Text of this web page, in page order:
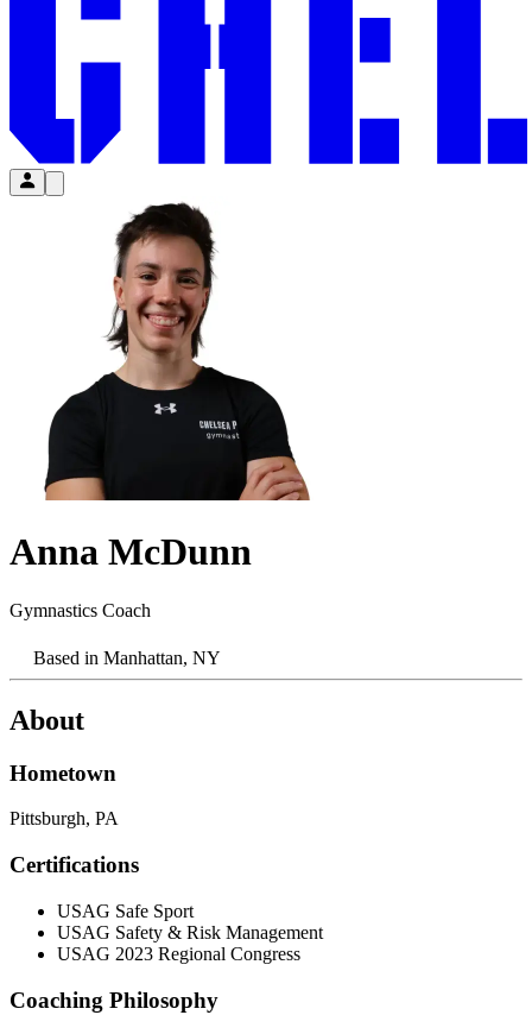
Anna McDunn​​​​‌ ‍ ​‍​‍‌‍ ‌ ​‍‌‍‍‌‌‍‌ ‌‍‍‌‌‍ ‍​‍​‍​ ‍‍​‍​‍‌ ​ ‌‍​‌‌‍ ‍‌‍‍‌‌ ‌​‌ ‍‌​‍ ‍‌‍‍‌‌‍ ​‍​‍​‍ ​​‍​‍‌‍‍​‌ ​‍‌‍‌‌‌‍‌‍​‍​‍​ ‍‍​‍​‍‌‍‍​‌ ‌​‌ ‌​‌ ​​‌ ​ ​ ‍‍​‍ ​‍ ‌‍​ ‌‍‍​‌‍‌‌‌‍ ​‌ ​ ‌‍‌‌‌‍​‌‌ ​​‌‍‍‌‌‍‌‌‌ ​‍‌ ​ ​‍ ‍‌ ​ ‌‍​‌‌‍ ‍‌‍‍‌‌ ‌​‌ ‍‌​‍ ‍‌ ​ ‌ ‌​‌ ‌‌‌‍‌​‌‍‍‌‌‍ ​‍ ‌‍‍‌‌‍ ‍‌ ‌​‌‍‌‌‌‍ ‍‌ ‌​​‍ ‌‍‌‌‌‍‌​‌‍‍‌‌ ‌​​‍ ‌‍ ‌‌‍ ‌‍‌​‌‍‌‌​ ‌‌ ​​‌ ​‍‌‍‌‌‌ ​ ‌‍‌‌‌‍ ‍‌ ‌​‌‍​‌‌ ‌​‌‍‍‌‌‍ ‌‍ ‍​ ‍ ‌‍‍‌‌‍‌​​ ‌‌‍‌‌​ ‌​​ ​‌‌‍​‌​ ‌‌​ ​‍​ ‍‌‌‍‌‌​‍ ‌‌‍​‌​ ‌ ​ ​‍​ ‌​​‍ ‌​ ‌​‌‍​‍‌‍‌‌​ ‍‌​‍ ‌‌‍​‌​ ‍​‌‍‌‌​ ​‌​‍ ‌‌‍‌‍​ ​‌​ ‌‍​ ‌​​ ‌‍​ ‌‍‌‍​‍​ ‌‌​ ​‌‌‍​‍​ ​‌​ ‍​​ ‍ ‌ ‌​‌ ‍‌‌ ​​‌‍‌‌​ ‌‌‍​ ‌‍ ‌‍​‌‌‍​ ‌‍‍​​ ‍ ‌ ​​‌‍​‌‌ ‌​‌‍‍​​ ‌‌‍ ‍‌‍​‌‌‍ ‌‌‍‌‌​ ‌‍​‍‌‍​‌‌ ​ ‌‍‌‌‌‌‌‌‌ ​‍‌‍ ​​ ‌‌‍‍​‌ ‌​‌ ‌​‌ ​​‌ ​ ​‍‌‌​ ​ ‌​​‌​‍‌‌​ ​‍‌​‌‍​‍‌‌​ ​‍‌​‌‍‌‍​ ‌‍‍​‌‍‌‌‌‍ ​‌ ​ ‌‍‌‌‌‍​‌‌ ​​‌‍‍‌‌‍‌‌‌ ​‍‌ ​ ​‍ ‍‌ ​ ‌‍​‌‌‍ ‍‌‍‍‌‌ ‌​‌ ‍‌​‍ ‍‌ ​ ‌ ‌​‌ ‌‌‌‍‌​‌‍‍‌‌‍ ​‍‌‍‌‍‍‌‌‍‌​​ ‌‌‍‌‌​ ‌​​ ​‌‌‍​‌​ ‌‌​ ​‍​ ‍‌‌‍‌‌​‍ ‌‌‍​‌​ ‌ ​ ​‍​ ‌​​‍ ‌​ ‌​‌‍​‍‌‍‌‌​ ‍‌​‍ ‌‌‍​‌​ ‍​‌‍‌‌​ ​‌​‍ ‌‌‍‌‍​ ​‌​ ‌‍​ ‌​​ ‌‍​ ‌‍‌‍​‍​ ‌‌​ ​‌‌‍​‍​ ​‌​ ‍​​‍‌‍‌ ‌​‌ ‍‌‌ ​​‌‍‌‌​ ‌‌‍​ ‌‍ ‌‍​‌‌‍​ ‌‍‍​​‍‌‍‌ ​​‌‍​‌‌ ‌​‌‍‍​​ ‌‌‍ ‍‌‍​‌‌‍ ‌‌‍‌‌​‍‌‍‌ ​​‌‍‌‌‌ ​‍‌ ​ ‌ ​​‌‍‌‌‌‍​ ‌ ‌​‌‍‍‌‌ ‌‍‌‍‌‌​ ‌‌ ​​‌ ‌‌‌‍​‍‌‍ ​‌‍‍‌‌ ​ ‌‍‍​‌‍‌‌‌‍‌​​‍​‍‌ ‌
Gymnastics Coach​​​​‌ ‍ ​‍​‍‌‍ ‌ ​‍‌‍‍‌‌‍‌ ‌‍‍‌‌‍ ‍​‍​‍​ ‍‍​‍​‍‌ ​ ‌‍​‌‌‍ ‍‌‍‍‌‌ ‌​‌ ‍‌​‍ ‍‌‍‍‌‌‍ ​‍​‍​‍ ​​‍​‍‌‍‍​‌ ​‍‌‍‌‌‌‍‌‍​‍​‍​ ‍‍​‍​‍‌‍‍​‌ ‌​‌ ‌​‌ ​​‌ ​ ​ ‍‍​‍ ​‍ ‌‍​ ‌‍‍​‌‍‌‌‌‍ ​‌ ​ ‌‍‌‌‌‍​‌‌ ​​‌‍‍‌‌‍‌‌‌ ​‍‌ ​ ​‍ ‍‌ ​ ‌‍​‌‌‍ ‍‌‍‍‌‌ ‌​‌ ‍‌​‍ ‍‌ ​ ‌ ‌​‌ ‌‌‌‍‌​‌‍‍‌‌‍ ​‍ ‌‍‍‌‌‍ ‍‌ ‌​‌‍‌‌‌‍ ‍‌ ‌​​‍ ‌‍‌‌‌‍‌​‌‍‍‌‌ ‌​​‍ ‌‍ ‌‌‍ ‌‍‌​‌‍‌‌​ ‌‌ ​​‌ ​‍‌‍‌‌‌ ​ ‌‍‌‌‌‍ ‍‌ ‌​‌‍​‌‌ ‌​‌‍‍‌‌‍ ‌‍ ‍​ ‍ ‌‍‍‌‌‍‌​​ ‌‌‍‌‌​ ‌​​ ​‌‌‍​‌​ ‌‌​ ​‍​ ‍‌‌‍‌‌​‍ ‌‌‍​‌​ ‌ ​ ​‍​ ‌​​‍ ‌​ ‌​‌‍​‍‌‍‌‌​ ‍‌​‍ ‌‌‍​‌​ ‍​‌‍‌‌​ ​‌​‍ ‌‌‍‌‍​ ​‌​ ‌‍​ ‌​​ ‌‍​ ‌‍‌‍​‍​ ‌‌​ ​‌‌‍​‍​ ​‌​ ‍​​ ‍ ‌ ‌​‌ ‍‌‌ ​​‌‍‌‌​ ‌‌‍​ ‌‍ ‌‍​‌‌‍​ ‌‍‍​​ ‍ ‌ ​​‌‍​‌‌ ‌​‌‍‍​​ ‌‌ ‌​‌‍‍‌‌ ‌​‌‍ ​‌‍‌‌​ ‌‍​‍‌‍​‌‌ ​ ‌‍‌‌‌‌‌‌‌ ​‍‌‍ ​​ ‌‌‍‍​‌ ‌​‌ ‌​‌ ​​‌ ​ ​‍‌‌​ ​ ‌​​‌​‍‌‌​ ​‍‌​‌‍​‍‌‌​ ​‍‌​‌‍‌‍​ ‌‍‍​‌‍‌‌‌‍ ​‌ ​ ‌‍‌‌‌‍​‌‌ ​​‌‍‍‌‌‍‌‌‌ ​‍‌ ​ ​‍ ‍‌ ​ ‌‍​‌‌‍ ‍‌‍‍‌‌ ‌​‌ ‍‌​‍ ‍‌ ​ ‌ ‌​‌ ‌‌‌‍‌​‌‍‍‌‌‍ ​‍‌‍‌‍‍‌‌‍‌​​ ‌‌‍‌‌​ ‌​​ ​‌‌‍​‌​ ‌‌​ ​‍​ ‍‌‌‍‌‌​‍ ‌‌‍​‌​ ‌ ​ ​‍​ ‌​​‍ ‌​ ‌​‌‍​‍‌‍‌‌​ ‍‌​‍ ‌‌‍​‌​ ‍​‌‍‌‌​ ​‌​‍ ‌‌‍‌‍​ ​‌​ ‌‍​ ‌​​ ‌‍​ ‌‍‌‍​‍​ ‌‌​ ​‌‌‍​‍​ ​‌​ ‍​​‍‌‍‌ ‌​‌ ‍‌‌ ​​‌‍‌‌​ ‌‌‍​ ‌‍ ‌‍​‌‌‍​ ‌‍‍​​‍‌‍‌ ​​‌‍​‌‌ ‌​‌‍‍​​ ‌‌ ‌​‌‍‍‌‌ ‌​‌‍ ​‌‍‌‌​‍‌‍‌ ​​‌‍‌‌‌ ​‍‌ ​ ‌ ​​‌‍‌‌‌‍​ ‌ ‌​‌‍‍‌‌ ‌‍‌‍‌‌​ ‌‌ ​​‌ ‌‌‌‍​‍‌‍ ​‌‍‍‌‌ ​ ‌‍‍​‌‍‌‌‌‍‌​​‍​‍‌ ‌
Based in Manhattan, NY​​​​‌ ‍ ​‍​‍‌‍ ‌ ​‍‌‍‍‌‌‍‌ ‌‍‍‌‌‍ ‍​‍​‍​ ‍‍​‍​‍‌ ​ ‌‍​‌‌‍ ‍‌‍‍‌‌ ‌​‌ ‍‌​‍ ‍‌‍‍‌‌‍ ​‍​‍​‍ ​​‍​‍‌‍‍​‌ ​‍‌‍‌‌‌‍‌‍​‍​‍​ ‍‍​‍​‍‌‍‍​‌ ‌​‌ ‌​‌ ​​‌ ​ ​ ‍‍​‍ ​‍ ‌‍​ ‌‍‍​‌‍‌‌‌‍ ​‌ ​ ‌‍‌‌‌‍​‌‌ ​​‌‍‍‌‌‍‌‌‌ ​‍‌ ​ ​‍ ‍‌ ​ ‌‍​‌‌‍ ‍‌‍‍‌‌ ‌​‌ ‍‌​‍ ‍‌ ​ ‌ ‌​‌ ‌‌‌‍‌​‌‍‍‌‌‍ ​‍ ‌‍‍‌‌‍ ‍‌ ‌​‌‍‌‌‌‍ ‍‌ ‌​​‍ ‌‍‌‌‌‍‌​‌‍‍‌‌ ‌​​‍ ‌‍ ‌‌‍ ‌‍‌​‌‍‌‌​ ‌‌ ​​‌ ​‍‌‍‌‌‌ ​ ‌‍‌‌‌‍ ‍‌ ‌​‌‍​‌‌ ‌​‌‍‍‌‌‍ ‌‍ ‍​ ‍ ‌‍‍‌‌‍‌​​ ‌‌‍‌‌​ ‌​​ ​‌‌‍​‌​ ‌‌​ ​‍​ ‍‌‌‍‌‌​‍ ‌‌‍​‌​ ‌ ​ ​‍​ ‌​​‍ ‌​ ‌​‌‍​‍‌‍‌‌​ ‍‌​‍ ‌‌‍​‌​ ‍​‌‍‌‌​ ​‌​‍ ‌‌‍‌‍​ ​‌​ ‌‍​ ‌​​ ‌‍​ ‌‍‌‍​‍​ ‌‌​ ​‌‌‍​‍​ ​‌​ ‍​​ ‍ ‌ ‌​‌ ‍‌‌ ​​‌‍‌‌​ ‌‌‍​ ‌‍ ‌‍​‌‌‍​ ‌‍‍​​ ‍ ‌ ​​‌‍​‌‌ ‌​‌‍‍​​ ‌‌‍ ​‌‍ ‌‍​ ‌‍​‌‌ ‌​‌‍‍‌‌‍ ‌‍ ‍​ ‌‍​‍‌‍​‌‌ ​ ‌‍‌‌‌‌‌‌‌ ​‍‌‍ ​​ ‌‌‍‍​‌ ‌​‌ ‌​‌ ​​‌ ​ ​‍‌‌​ ​ ‌​​‌​‍‌‌​ ​‍‌​‌‍​‍‌‌​ ​‍‌​‌‍‌‍​ ‌‍‍​‌‍‌‌‌‍ ​‌ ​ ‌‍‌‌‌‍​‌‌ ​​‌‍‍‌‌‍‌‌‌ ​‍‌ ​ ​‍ ‍‌ ​ ‌‍​‌‌‍ ‍‌‍‍‌‌ ‌​‌ ‍‌​‍ ‍‌ ​ ‌ ‌​‌ ‌‌‌‍‌​‌‍‍‌‌‍ ​‍‌‍‌‍‍‌‌‍‌​​ ‌‌‍‌‌​ ‌​​ ​‌‌‍​‌​ ‌‌​ ​‍​ ‍‌‌‍‌‌​‍ ‌‌‍​‌​ ‌ ​ ​‍​ ‌​​‍ ‌​ ‌​‌‍​‍‌‍‌‌​ ‍‌​‍ ‌‌‍​‌​ ‍​‌‍‌‌​ ​‌​‍ ‌‌‍‌‍​ ​‌​ ‌‍​ ‌​​ ‌‍​ ‌‍‌‍​‍​ ‌‌​ ​‌‌‍​‍​ ​‌​ ‍​​‍‌‍‌ ‌​‌ ‍‌‌ ​​‌‍‌‌​ ‌‌‍​ ‌‍ ‌‍​‌‌‍​ ‌‍‍​​‍‌‍‌ ​​‌‍​‌‌ ‌​‌‍‍​​ ‌‌‍ ​‌‍ ‌‍​ ‌‍​‌‌ ‌​‌‍‍‌‌‍ ‌‍ ‍​‍‌‍‌ ​​‌‍‌‌‌ ​‍‌ ​ ‌ ​​‌‍‌‌‌‍​ ‌ ‌​‌‍‍‌‌ ‌‍‌‍‌‌​ ‌‌ ​​‌ ‌‌‌‍​‍‌‍ ​‌‍‍‌‌ ​ ‌‍‍​‌‍‌‌‌‍‌​​‍​‍‌ ‌
About
Hometown​​​​‌ ‍ ​‍​‍‌‍ ‌ ​‍‌‍‍‌‌‍‌ ‌‍‍‌‌‍ ‍​‍​‍​ ‍‍​‍​‍‌ ​ ‌‍​‌‌‍ ‍‌‍‍‌‌ ‌​‌ ‍‌​‍ ‍‌‍‍‌‌‍ ​‍​‍​‍ ​​‍​‍‌‍‍​‌ ​‍‌‍‌‌‌‍‌‍​‍​‍​ ‍‍​‍​‍‌‍‍​‌ ‌​‌ ‌​‌ ​​‌ ​ ​ ‍‍​‍ ​‍ ‌‍​ ‌‍‍​‌‍‌‌‌‍ ​‌ ​ ‌‍‌‌‌‍​‌‌ ​​‌‍‍‌‌‍‌‌‌ ​‍‌ ​ ​‍ ‍‌ ​ ‌‍​‌‌‍ ‍‌‍‍‌‌ ‌​‌ ‍‌​‍ ‍‌ ​ ‌ ‌​‌ ‌‌‌‍‌​‌‍‍‌‌‍ ​‍ ‌‍‍‌‌‍ ‍‌ ‌​‌‍‌‌‌‍ ‍‌ ‌​​‍ ‌‍‌‌‌‍‌​‌‍‍‌‌ ‌​​‍ ‌‍ ‌‌‍ ‌‍‌​‌‍‌‌​ ‌‌ ​​‌ ​‍‌‍‌‌‌ ​ ‌‍‌‌‌‍ ‍‌ ‌​‌‍​‌‌ ‌​‌‍‍‌‌‍ ‌‍ ‍​ ‍ ‌‍‍‌‌‍‌​​ ‌‌‍‌‌​ ‌​​ ​‌‌‍​‌​ ‌‌​ ​‍​ ‍‌‌‍‌‌​‍ ‌‌‍​‌​ ‌ ​ ​‍​ ‌​​‍ ‌​ ‌​‌‍​‍‌‍‌‌​ ‍‌​‍ ‌‌‍​‌​ ‍​‌‍‌‌​ ​‌​‍ ‌‌‍‌‍​ ​‌​ ‌‍​ ‌​​ ‌‍​ ‌‍‌‍​‍​ ‌‌​ ​‌‌‍​‍​ ​‌​ ‍​​ ‍ ‌ ‌​‌ ‍‌‌ ​​‌‍‌‌​ ‌‌‍​ ‌‍ ‌‍​‌‌‍​ ‌‍‍​​ ‍ ‌ ​​‌‍​‌‌ ‌​‌‍‍​​ ‌‌ ​‍‌‍‍‌‌‍​ ‌‍‍​‌‌‌​‌‍‌‌‌ ‍​‌ ‌​​‍‌‌​ ‌‌‌​​‍‌‌ ‌‍‍ ‌‍‌‌‌ ‍‌​‍‌‌​ ​ ‌​‌​​‍‌‌​ ​ ‌​‌​​‍‌‌​ ​‍​ ​‍​ ‌ ​ ‌​‌‍‌ ‌‍‍​‌ ‌‍​ ‌ ​ ‌‍‌ ‍‌​‍‌‌​ ​‍​ ​‍​‍‌‌​ ‌‌‌​‌​​‍ ‍‌‍​ ‌‍‍​‌‍‍‌‌‍ ​‌‍‌​‌ ​‍‌‍‌‌‌‍ ‍​‍‌‌​ ‌‌‌​​‍‌‌ ‌‍‍ ‌‍‌‌‌ ‍‌​‍‌‌​ ​ ‌​‌​​‍‌‌​ ​ ‌​‌​​‍‌‌​ ​‍​ ​‍‌‌‍‍​ ‍​​ ​​‌ ‍​‌‌‌‍‌‍ ‍‌ ​‌‌ ‌‍​‍‌‌​ ​‍​ ​‍​‍‌‌​ ‌‌‌​‌​​‍ ‍‌ ‌​‌‍‌‌‌ ‍​‌ ‌​​ ‌‍​‍‌‍​‌‌ ​ ‌‍‌‌‌‌‌‌‌ ​‍‌‍ ​​ ‌‌‍‍​‌ ‌​‌ ‌​‌ ​​‌ ​ ​‍‌‌​ ​ ‌​​‌​‍‌‌​ ​‍‌​‌‍​‍‌‌​ ​‍‌​‌‍‌‍​ ‌‍‍​‌‍‌‌‌‍ ​‌ ​ ‌‍‌‌‌‍​‌‌ ​​‌‍‍‌‌‍‌‌‌ ​‍‌ ​ ​‍ ‍‌ ​ ‌‍​‌‌‍ ‍‌‍‍‌‌ ‌​‌ ‍‌​‍ ‍‌ ​ ‌ ‌​‌ ‌‌‌‍‌​‌‍‍‌‌‍ ​‍‌‍‌‍‍‌‌‍‌​​ ‌‌‍‌‌​ ‌​​ ​‌‌‍​‌​ ‌‌​ ​‍​ ‍‌‌‍‌‌​‍ ‌‌‍​‌​ ‌ ​ ​‍​ ‌​​‍ ‌​ ‌​‌‍​‍‌‍‌‌​ ‍‌​‍ ‌‌‍​‌​ ‍​‌‍‌‌​ ​‌​‍ ‌‌‍‌‍​ ​‌​ ‌‍​ ‌​​ ‌‍​ ‌‍‌‍​‍​ ‌‌​ ​‌‌‍​‍​ ​‌​ ‍​​‍‌‍‌ ‌​‌ ‍‌‌ ​​‌‍‌‌​ ‌‌‍​ ‌‍ ‌‍​‌‌‍​ ‌‍‍​​‍‌‍‌ ​​‌‍​‌‌ ‌​‌‍‍​​ ‌‌ ​‍‌‍‍‌‌‍​ ‌‍‍​‌‌‌​‌‍‌‌‌ ‍​‌ ‌​​‍‌‌​ ‌‌‌​​‍‌‌ ‌‍‍ ‌‍‌‌‌ ‍‌​‍‌‌​ ​ ‌​‌​​‍‌‌​ ​ ‌​‌​​‍‌‌​ ​‍​ ​‍​ ‌ ​ ‌​‌‍‌ ‌‍‍​‌ ‌‍​ ‌ ​ ‌‍‌ ‍‌​‍‌‌​ ​‍​ ​‍​‍‌‌​ ‌‌‌​‌​​‍ ‍‌‍​ ‌‍‍​‌‍‍‌‌‍ ​‌‍‌​‌ ​‍‌‍‌‌‌‍ ‍​‍‌‌​ ‌‌‌​​‍‌‌ ‌‍‍ ‌‍‌‌‌ ‍‌​‍‌‌​ ​ ‌​‌​​‍‌‌​ ​ ‌​‌​​‍‌‌​ ​‍​ ​‍‌‌‍‍​ ‍​​ ​​‌ ‍​‌‌‌‍‌‍ ‍‌ ​‌‌ ‌‍​‍‌‌​ ​‍​ ​‍​‍‌‌​ ‌‌‌​‌​​‍ ‍‌ ‌​‌‍‌‌‌ ‍​‌ ‌​​‍‌‍‌ ​​‌‍‌‌‌ ​‍‌ ​ ‌ ​​‌‍‌‌‌‍​ ‌ ‌​‌‍‍‌‌ ‌‍‌‍‌‌​ ‌‌ ​​‌ ‌‌‌‍​‍‌‍ ​‌‍‍‌‌ ​ ‌‍‍​‌‍‌‌‌‍‌​​‍​‍‌ ‌
Pittsburgh, PA​​​​‌ ‍ ​‍​‍‌‍ ‌ ​‍‌‍‍‌‌‍‌ ‌‍‍‌‌‍ ‍​‍​‍​ ‍‍​‍​‍‌ ​ ‌‍​‌‌‍ ‍‌‍‍‌‌ ‌​‌ ‍‌​‍ ‍‌‍‍‌‌‍ ​‍​‍​‍ ​​‍​‍‌‍‍​‌ ​‍‌‍‌‌‌‍‌‍​‍​‍​ ‍‍​‍​‍‌‍‍​‌ ‌​‌ ‌​‌ ​​‌ ​ ​ ‍‍​‍ ​‍ ‌‍​ ‌‍‍​‌‍‌‌‌‍ ​‌ ​ ‌‍‌‌‌‍​‌‌ ​​‌‍‍‌‌‍‌‌‌ ​‍‌ ​ ​‍ ‍‌ ​ ‌‍​‌‌‍ ‍‌‍‍‌‌ ‌​‌ ‍‌​‍ ‍‌ ​ ‌ ‌​‌ ‌‌‌‍‌​‌‍‍‌‌‍ ​‍ ‌‍‍‌‌‍ ‍‌ ‌​‌‍‌‌‌‍ ‍‌ ‌​​‍ ‌‍‌‌‌‍‌​‌‍‍‌‌ ‌​​‍ ‌‍ ‌‌‍ ‌‍‌​‌‍‌‌​ ‌‌ ​​‌ ​‍‌‍‌‌‌ ​ ‌‍‌‌‌‍ ‍‌ ‌​‌‍​‌‌ ‌​‌‍‍‌‌‍ ‌‍ ‍​ ‍ ‌‍‍‌‌‍‌​​ ‌‌‍‌‌​ ‌​​ ​‌‌‍​‌​ ‌‌​ ​‍​ ‍‌‌‍‌‌​‍ ‌‌‍​‌​ ‌ ​ ​‍​ ‌​​‍ ‌​ ‌​‌‍​‍‌‍‌‌​ ‍‌​‍ ‌‌‍​‌​ ‍​‌‍‌‌​ ​‌​‍ ‌‌‍‌‍​ ​‌​ ‌‍​ ‌​​ ‌‍​ ‌‍‌‍​‍​ ‌‌​ ​‌‌‍​‍​ ​‌​ ‍​​ ‍ ‌ ‌​‌ ‍‌‌ ​​‌‍‌‌​ ‌‌‍​ ‌‍ ‌‍​‌‌‍​ ‌‍‍​​ ‍ ‌ ​​‌‍​‌‌ ‌​‌‍‍​​ ‌‌ ​‍‌‍‍‌‌‍​ ‌‍‍​‌‌‌​‌‍‌‌‌ ‍​‌ ‌​​‍‌‌​ ‌‌‌​​‍‌‌ ‌‍‍ ‌‍‌‌‌ ‍‌​‍‌‌​ ​ ‌​‌​​‍‌‌​ ​ ‌​‌​​‍‌‌​ ​‍​ ​‍‌‍‍‍‌‍‍ ​ ‌​‌ ‌‌‌‍‌ ​ ​‍‌‍​ ‌‍‌‌​‍‌‌​ ​‍​ ​‍​‍‌‌​ ‌‌‌​‌​​‍ ‍‌‍​ ‌‍‍​‌‍‍‌‌‍ ​‌‍‌​‌ ​‍‌‍‌‌‌‍ ‍​‍‌‌​ ‌‌‌​​‍‌‌ ‌‍‍ ‌‍‌‌‌ ‍‌​‍‌‌​ ​ ‌​‌​​‍‌‌​ ​ ‌​‌​​‍‌‌​ ​‍​ ​‍‌‌‌‍‌‌‌ ‌‌‍​‌‍‌‍‌‍‍‍‌‍‌​‌ ​‍‌​‍ ​‍‌‌​ ​‍​ ​‍​‍‌‌​ ‌‌‌​‌​​‍ ‍‌ ‌​‌‍‌‌‌ ‍​‌ ‌​​ ‌‍​‍‌‍​‌‌ ​ ‌‍‌‌‌‌‌‌‌ ​‍‌‍ ​​ ‌‌‍‍​‌ ‌​‌ ‌​‌ ​​‌ ​ ​‍‌‌​ ​ ‌​​‌​‍‌‌​ ​‍‌​‌‍​‍‌‌​ ​‍‌​‌‍‌‍​ ‌‍‍​‌‍‌‌‌‍ ​‌ ​ ‌‍‌‌‌‍​‌‌ ​​‌‍‍‌‌‍‌‌‌ ​‍‌ ​ ​‍ ‍‌ ​ ‌‍​‌‌‍ ‍‌‍‍‌‌ ‌​‌ ‍‌​‍ ‍‌ ​ ‌ ‌​‌ ‌‌‌‍‌​‌‍‍‌‌‍ ​‍‌‍‌‍‍‌‌‍‌​​ ‌‌‍‌‌​ ‌​​ ​‌‌‍​‌​ ‌‌​ ​‍​ ‍‌‌‍‌‌​‍ ‌‌‍​‌​ ‌ ​ ​‍​ ‌​​‍ ‌​ ‌​‌‍​‍‌‍‌‌​ ‍‌​‍ ‌‌‍​‌​ ‍​‌‍‌‌​ ​‌​‍ ‌‌‍‌‍​ ​‌​ ‌‍​ ‌​​ ‌‍​ ‌‍‌‍​‍​ ‌‌​ ​‌‌‍​‍​ ​‌​ ‍​​‍‌‍‌ ‌​‌ ‍‌‌ ​​‌‍‌‌​ ‌‌‍​ ‌‍ ‌‍​‌‌‍​ ‌‍‍​​‍‌‍‌ ​​‌‍​‌‌ ‌​‌‍‍​​ ‌‌ ​‍‌‍‍‌‌‍​ ‌‍‍​‌‌‌​‌‍‌‌‌ ‍​‌ ‌​​‍‌‌​ ‌‌‌​​‍‌‌ ‌‍‍ ‌‍‌‌‌ ‍‌​‍‌‌​ ​ ‌​‌​​‍‌‌​ ​ ‌​‌​​‍‌‌​ ​‍​ ​‍‌‍‍‍‌‍‍ ​ ‌​‌ ‌‌‌‍‌ ​ ​‍‌‍​ ‌‍‌‌​‍‌‌​ ​‍​ ​‍​‍‌‌​ ‌‌‌​‌​​‍ ‍‌‍​ ‌‍‍​‌‍‍‌‌‍ ​‌‍‌​‌ ​‍‌‍‌‌‌‍ ‍​‍‌‌​ ‌‌‌​​‍‌‌ ‌‍‍ ‌‍‌‌‌ ‍‌​‍‌‌​ ​ ‌​‌​​‍‌‌​ ​ ‌​‌​​‍‌‌​ ​‍​ ​‍‌‌‌‍‌‌‌ ‌‌‍​‌‍‌‍‌‍‍‍‌‍‌​‌ ​‍‌​‍ ​‍‌‌​ ​‍​ ​‍​‍‌‌​ ‌‌‌​‌​​‍ ‍‌ ‌​‌‍‌‌‌ ‍​‌ ‌​​‍‌‍‌ ​​‌‍‌‌‌ ​‍‌ ​ ‌ ​​‌‍‌‌‌‍​ ‌ ‌​‌‍‍‌‌ ‌‍‌‍‌‌​ ‌‌ ​​‌ ‌‌‌‍​‍‌‍ ​‌‍‍‌‌ ​ ‌‍‍​‌‍‌‌‌‍‌​​‍​‍‌ ‌
Certifications​​​​‌ ‍ ​‍​‍‌‍ ‌ ​‍‌‍‍‌‌‍‌ ‌‍‍‌‌‍ ‍​‍​‍​ ‍‍​‍​‍‌ ​ ‌‍​‌‌‍ ‍‌‍‍‌‌ ‌​‌ ‍‌​‍ ‍‌‍‍‌‌‍ ​‍​‍​‍ ​​‍​‍‌‍‍​‌ ​‍‌‍‌‌‌‍‌‍​‍​‍​ ‍‍​‍​‍‌‍‍​‌ ‌​‌ ‌​‌ ​​‌ ​ ​ ‍‍​‍ ​‍ ‌‍​ ‌‍‍​‌‍‌‌‌‍ ​‌ ​ ‌‍‌‌‌‍​‌‌ ​​‌‍‍‌‌‍‌‌‌ ​‍‌ ​ ​‍ ‍‌ ​ ‌‍​‌‌‍ ‍‌‍‍‌‌ ‌​‌ ‍‌​‍ ‍‌ ​ ‌ ‌​‌ ‌‌‌‍‌​‌‍‍‌‌‍ ​‍ ‌‍‍‌‌‍ ‍‌ ‌​‌‍‌‌‌‍ ‍‌ ‌​​‍ ‌‍‌‌‌‍‌​‌‍‍‌‌ ‌​​‍ ‌‍ ‌‌‍ ‌‍‌​‌‍‌‌​ ‌‌ ​​‌ ​‍‌‍‌‌‌ ​ ‌‍‌‌‌‍ ‍‌ ‌​‌‍​‌‌ ‌​‌‍‍‌‌‍ ‌‍ ‍​ ‍ ‌‍‍‌‌‍‌​​ ‌‌‍‌‌​ ‌​​ ​‌‌‍​‌​ ‌‌​ ​‍​ ‍‌‌‍‌‌​‍ ‌‌‍​‌​ ‌ ​ ​‍​ ‌​​‍ ‌​ ‌​‌‍​‍‌‍‌‌​ ‍‌​‍ ‌‌‍​‌​ ‍​‌‍‌‌​ ​‌​‍ ‌‌‍‌‍​ ​‌​ ‌‍​ ‌​​ ‌‍​ ‌‍‌‍​‍​ ‌‌​ ​‌‌‍​‍​ ​‌​ ‍​​ ‍ ‌ ‌​‌ ‍‌‌ ​​‌‍‌‌​ ‌‌‍​ ‌‍ ‌‍​‌‌‍​ ‌‍‍​​ ‍ ‌ ​​‌‍​‌‌ ‌​‌‍‍​​ ‌‌ ​‍‌‍‍‌‌‍​ ‌‍‍​‌‌‌​‌‍‌‌‌ ‍​‌ ‌​​‍‌‌​ ‌‌‌​​‍‌‌ ‌‍‍ ‌‍‌‌‌ ‍‌​‍‌‌​ ​ ‌​‌​​‍‌‌​ ​ ‌​‌​​‍‌‌​ ​‍​ ​‍‌​ ‍‌ ‌ ‌​​‌‌‍‍‍‌‌​ ‌‌‍​‌​‌ ‌​‌​​‍‌‌​ ​‍​ ​‍​‍‌‌​ ‌‌‌​‌​​‍ ‍‌‍​ ‌‍‍​‌‍‍‌‌‍ ​‌‍‌​‌ ​‍‌‍‌‌‌‍ ‍​‍‌‌​ ‌‌‌​​‍‌‌ ‌‍‍ ‌‍‌‌‌ ‍‌​‍‌‌​ ​ ‌​‌​​‍‌‌​ ​ ‌​‌​​‍‌‌​ ​‍​ ​‍​ ‍‌‌ ‌‌‌‍ ‌​‌​‌‍‍​‌‍ ‍‌ ‌​​ ‍​​‍‌‌​ ​‍​ ​‍​‍‌‌​ ‌‌‌​‌​​‍ ‍‌ ‌​‌‍‌‌‌ ‍​‌ ‌​​ ‌‍​‍‌‍​‌‌ ​ ‌‍‌‌‌‌‌‌‌ ​‍‌‍ ​​ ‌‌‍‍​‌ ‌​‌ ‌​‌ ​​‌ ​ ​‍‌‌​ ​ ‌​​‌​‍‌‌​ ​‍‌​‌‍​‍‌‌​ ​‍‌​‌‍‌‍​ ‌‍‍​‌‍‌‌‌‍ ​‌ ​ ‌‍‌‌‌‍​‌‌ ​​‌‍‍‌‌‍‌‌‌ ​‍‌ ​ ​‍ ‍‌ ​ ‌‍​‌‌‍ ‍‌‍‍‌‌ ‌​‌ ‍‌​‍ ‍‌ ​ ‌ ‌​‌ ‌‌‌‍‌​‌‍‍‌‌‍ ​‍‌‍‌‍‍‌‌‍‌​​ ‌‌‍‌‌​ ‌​​ ​‌‌‍​‌​ ‌‌​ ​‍​ ‍‌‌‍‌‌​‍ ‌‌‍​‌​ ‌ ​ ​‍​ ‌​​‍ ‌​ ‌​‌‍​‍‌‍‌‌​ ‍‌​‍ ‌‌‍​‌​ ‍​‌‍‌‌​ ​‌​‍ ‌‌‍‌‍​ ​‌​ ‌‍​ ‌​​ ‌‍​ ‌‍‌‍​‍​ ‌‌​ ​‌‌‍​‍​ ​‌​ ‍​​‍‌‍‌ ‌​‌ ‍‌‌ ​​‌‍‌‌​ ‌‌‍​ ‌‍ ‌‍​‌‌‍​ ‌‍‍​​‍‌‍‌ ​​‌‍​‌‌ ‌​‌‍‍​​ ‌‌ ​‍‌‍‍‌‌‍​ ‌‍‍​‌‌‌​‌‍‌‌‌ ‍​‌ ‌​​‍‌‌​ ‌‌‌​​‍‌‌ ‌‍‍ ‌‍‌‌‌ ‍‌​‍‌‌​ ​ ‌​‌​​‍‌‌​ ​ ‌​‌​​‍‌‌​ ​‍​ ​‍‌​ ‍‌ ‌ ‌​​‌‌‍‍‍‌‌​ ‌‌‍​‌​‌ ‌​‌​​‍‌‌​ ​‍​ ​‍​‍‌‌​ ‌‌‌​‌​​‍ ‍‌‍​ ‌‍‍​‌‍‍‌‌‍ ​‌‍‌​‌ ​‍‌‍‌‌‌‍ ‍​‍‌‌​ ‌‌‌​​‍‌‌ ‌‍‍ ‌‍‌‌‌ ‍‌​‍‌‌​ ​ ‌​‌​​‍‌‌​ ​ ‌​‌​​‍‌‌​ ​‍​ ​‍​ ‍‌‌ ‌‌‌‍ ‌​‌​‌‍‍​‌‍ ‍‌ ‌​​ ‍​​‍‌‌​ ​‍​ ​‍​‍‌‌​ ‌‌‌​‌​​‍ ‍‌ ‌​‌‍‌‌‌ ‍​‌ ‌​​‍‌‍‌ ​​‌‍‌‌‌ ​‍‌ ​ ‌ ​​‌‍‌‌‌‍​ ‌ ‌​‌‍‍‌‌ ‌‍‌‍‌‌​ ‌‌ ​​‌ ‌‌‌‍​‍‌‍ ​‌‍‍‌‌ ​ ‌‍‍​‌‍‌‌‌‍‌​​‍​‍‌ ‌
USAG Safe Sport​​​​‌ ‍ ​‍​‍‌‍ ‌ ​‍‌‍‍‌‌‍‌ ‌‍‍‌‌‍ ‍​‍​‍​ ‍‍​‍​‍‌ ​ ‌‍​‌‌‍ ‍‌‍‍‌‌ ‌​‌ ‍‌​‍ ‍‌‍‍‌‌‍ ​‍​‍​‍ ​​‍​‍‌‍‍​‌ ​‍‌‍‌‌‌‍‌‍​‍​‍​ ‍‍​‍​‍‌‍‍​‌ ‌​‌ ‌​‌ ​​‌ ​ ​ ‍‍​‍ ​‍ ‌‍​ ‌‍‍​‌‍‌‌‌‍ ​‌ ​ ‌‍‌‌‌‍​‌‌ ​​‌‍‍‌‌‍‌‌‌ ​‍‌ ​ ​‍ ‍‌ ​ ‌‍​‌‌‍ ‍‌‍‍‌‌ ‌​‌ ‍‌​‍ ‍‌ ​ ‌ ‌​‌ ‌‌‌‍‌​‌‍‍‌‌‍ ​‍ ‌‍‍‌‌‍ ‍‌ ‌​‌‍‌‌‌‍ ‍‌ ‌​​‍ ‌‍‌‌‌‍‌​‌‍‍‌‌ ‌​​‍ ‌‍ ‌‌‍ ‌‍‌​‌‍‌‌​ ‌‌ ​​‌ ​‍‌‍‌‌‌ ​ ‌‍‌‌‌‍ ‍‌ ‌​‌‍​‌‌ ‌​‌‍‍‌‌‍ ‌‍ ‍​ ‍ ‌‍‍‌‌‍‌​​ ‌‌‍‌‌​ ‌​​ ​‌‌‍​‌​ ‌‌​ ​‍​ ‍‌‌‍‌‌​‍ ‌‌‍​‌​ ‌ ​ ​‍​ ‌​​‍ ‌​ ‌​‌‍​‍‌‍‌‌​ ‍‌​‍ ‌‌‍​‌​ ‍​‌‍‌‌​ ​‌​‍ ‌‌‍‌‍​ ​‌​ ‌‍​ ‌​​ ‌‍​ ‌‍‌‍​‍​ ‌‌​ ​‌‌‍​‍​ ​‌​ ‍​​ ‍ ‌ ‌​‌ ‍‌‌ ​​‌‍‌‌​ ‌‌‍​ ‌‍ ‌‍​‌‌‍​ ‌‍‍​​ ‍ ‌ ​​‌‍​‌‌ ‌​‌‍‍​​ ‌‌ ​‍‌‍‍‌‌‍​ ‌‍‍​‌‌‌​‌‍‌‌‌ ‍​‌ ‌​​‍‌‌​ ‌‌‌​​‍‌‌ ‌‍‍ ‌‍‌‌‌ ‍‌​‍‌‌​ ​ ‌​‌​​‍‌‌​ ​ ‌​‌​​‍‌‌​ ​‍​ ​‍‌​ ​‌‌​‌‌ ​ ‌‌‌‌‌​ ‌‌‍‍‍‌ ‍​‌​‌ ​‍‌‌​ ​‍​ ​‍​‍‌‌​ ‌‌‌​‌​​‍ ‍‌‍​ ‌‍‍​‌‍‍‌‌‍ ​‌‍‌​‌ ​‍‌‍‌‌‌‍ ‍​‍‌‌​ ‌‌‌​​‍‌‌ ‌‍‍ ‌‍‌‌‌ ‍‌​‍‌‌​ ​ ‌​‌​​‍‌‌​ ​ ‌​‌​​‍‌‌​ ​‍​ ​‍‌ ‌ ‌‌‌​‌ ‍​‌ ‌‌‌ ​‌‌‌‌​‌‍‍ ​ ‍‌​‍‌‌​ ​‍​ ​‍​‍‌‌​ ‌‌‌​‌​​‍ ‍‌ ‌​‌‍‌‌‌ ‍​‌ ‌​​ ‌‍​‍‌‍​‌‌ ​ ‌‍‌‌‌‌‌‌‌ ​‍‌‍ ​​ ‌‌‍‍​‌ ‌​‌ ‌​‌ ​​‌ ​ ​‍‌‌​ ​ ‌​​‌​‍‌‌​ ​‍‌​‌‍​‍‌‌​ ​‍‌​‌‍‌‍​ ‌‍‍​‌‍‌‌‌‍ ​‌ ​ ‌‍‌‌‌‍​‌‌ ​​‌‍‍‌‌‍‌‌‌ ​‍‌ ​ ​‍ ‍‌ ​ ‌‍​‌‌‍ ‍‌‍‍‌‌ ‌​‌ ‍‌​‍ ‍‌ ​ ‌ ‌​‌ ‌‌‌‍‌​‌‍‍‌‌‍ ​‍‌‍‌‍‍‌‌‍‌​​ ‌‌‍‌‌​ ‌​​ ​‌‌‍​‌​ ‌‌​ ​‍​ ‍‌‌‍‌‌​‍ ‌‌‍​‌​ ‌ ​ ​‍​ ‌​​‍ ‌​ ‌​‌‍​‍‌‍‌‌​ ‍‌​‍ ‌‌‍​‌​ ‍​‌‍‌‌​ ​‌​‍ ‌‌‍‌‍​ ​‌​ ‌‍​ ‌​​ ‌‍​ ‌‍‌‍​‍​ ‌‌​ ​‌‌‍​‍​ ​‌​ ‍​​‍‌‍‌ ‌​‌ ‍‌‌ ​​‌‍‌‌​ ‌‌‍​ ‌‍ ‌‍​‌‌‍​ ‌‍‍​​‍‌‍‌ ​​‌‍​‌‌ ‌​‌‍‍​​ ‌‌ ​‍‌‍‍‌‌‍​ ‌‍‍​‌‌‌​‌‍‌‌‌ ‍​‌ ‌​​‍‌‌​ ‌‌‌​​‍‌‌ ‌‍‍ ‌‍‌‌‌ ‍‌​‍‌‌​ ​ ‌​‌​​‍‌‌​ ​ ‌​‌​​‍‌‌​ ​‍​ ​‍‌​ ​‌‌​‌‌ ​ ‌‌‌‌‌​ ‌‌‍‍‍‌ ‍​‌​‌ ​‍‌‌​ ​‍​ ​‍​‍‌‌​ ‌‌‌​‌​​‍ ‍‌‍​ ‌‍‍​‌‍‍‌‌‍ ​‌‍‌​‌ ​‍‌‍‌‌‌‍ ‍​‍‌‌​ ‌‌‌​​‍‌‌ ‌‍‍ ‌‍‌‌‌ ‍‌​‍‌‌​ ​ ‌​‌​​‍‌‌​ ​ ‌​‌​​‍‌‌​ ​‍​ ​‍‌ ‌ ‌‌‌​‌ ‍​‌ ‌‌‌ ​‌‌‌‌​‌‍‍ ​ ‍‌​‍‌‌​ ​‍​ ​‍​‍‌‌​ ‌‌‌​‌​​‍ ‍‌ ‌​‌‍‌‌‌ ‍​‌ ‌​​‍‌‍‌ ​​‌‍‌‌‌ ​‍‌ ​ ‌ ​​‌‍‌‌‌‍​ ‌ ‌​‌‍‍‌‌ ‌‍‌‍‌‌​ ‌‌ ​​‌ ‌‌‌‍​‍‌‍ ​‌‍‍‌‌ ​ ‌‍‍​‌‍‌‌‌‍‌​​‍​‍‌ ‌
USAG Safety & Risk Management​​​​‌ ‍ ​‍​‍‌‍ ‌ ​‍‌‍‍‌‌‍‌ ‌‍‍‌‌‍ ‍​‍​‍​ ‍‍​‍​‍‌ ​ ‌‍​‌‌‍ ‍‌‍‍‌‌ ‌​‌ ‍‌​‍ ‍‌‍‍‌‌‍ ​‍​‍​‍ ​​‍​‍‌‍‍​‌ ​‍‌‍‌‌‌‍‌‍​‍​‍​ ‍‍​‍​‍‌‍‍​‌ ‌​‌ ‌​‌ ​​‌ ​ ​ ‍‍​‍ ​‍ ‌‍​ ‌‍‍​‌‍‌‌‌‍ ​‌ ​ ‌‍‌‌‌‍​‌‌ ​​‌‍‍‌‌‍‌‌‌ ​‍‌ ​ ​‍ ‍‌ ​ ‌‍​‌‌‍ ‍‌‍‍‌‌ ‌​‌ ‍‌​‍ ‍‌ ​ ‌ ‌​‌ ‌‌‌‍‌​‌‍‍‌‌‍ ​‍ ‌‍‍‌‌‍ ‍‌ ‌​‌‍‌‌‌‍ ‍‌ ‌​​‍ ‌‍‌‌‌‍‌​‌‍‍‌‌ ‌​​‍ ‌‍ ‌‌‍ ‌‍‌​‌‍‌‌​ ‌‌ ​​‌ ​‍‌‍‌‌‌ ​ ‌‍‌‌‌‍ ‍‌ ‌​‌‍​‌‌ ‌​‌‍‍‌‌‍ ‌‍ ‍​ ‍ ‌‍‍‌‌‍‌​​ ‌‌‍‌‌​ ‌​​ ​‌‌‍​‌​ ‌‌​ ​‍​ ‍‌‌‍‌‌​‍ ‌‌‍​‌​ ‌ ​ ​‍​ ‌​​‍ ‌​ ‌​‌‍​‍‌‍‌‌​ ‍‌​‍ ‌‌‍​‌​ ‍​‌‍‌‌​ ​‌​‍ ‌‌‍‌‍​ ​‌​ ‌‍​ ‌​​ ‌‍​ ‌‍‌‍​‍​ ‌‌​ ​‌‌‍​‍​ ​‌​ ‍​​ ‍ ‌ ‌​‌ ‍‌‌ ​​‌‍‌‌​ ‌‌‍​ ‌‍ ‌‍​‌‌‍​ ‌‍‍​​ ‍ ‌ ​​‌‍​‌‌ ‌​‌‍‍​​ ‌‌ ​‍‌‍‍‌‌‍​ ‌‍‍​‌‌‌​‌‍‌‌‌ ‍​‌ ‌​​‍‌‌​ ‌‌‌​​‍‌‌ ‌‍‍ ‌‍‌‌‌ ‍‌​‍‌‌​ ​ ‌​‌​​‍‌‌​ ​ ‌​‌​​‍‌‌​ ​‍​ ​‍​ ‌ ‌‌‌‌‌‌​ ​ ‍​​ ​‍‌‍ ​‌‌‍​‌‌​‍​‍‌‌​ ​‍​ ​‍​‍‌‌​ ‌‌‌​‌​​‍ ‍‌‍​ ‌‍‍​‌‍‍‌‌‍ ​‌‍‌​‌ ​‍‌‍‌‌‌‍ ‍​‍‌‌​ ‌‌‌​​‍‌‌ ‌‍‍ ‌‍‌‌‌ ‍‌​‍‌‌​ ​ ‌​‌​​‍‌‌​ ​ ‌​‌​​‍‌‌​ ​‍​ ​‍‌ ‍‌‌​​ ‌​ ‍‌‌​‌‌​‌​‌ ‌​‌‌‍​‌‌‌​​‍‌‌​ ​‍​ ​‍​‍‌‌​ ‌‌‌​‌​​‍ ‍‌ ‌​‌‍‌‌‌ ‍​‌ ‌​​ ‌‍​‍‌‍​‌‌ ​ ‌‍‌‌‌‌‌‌‌ ​‍‌‍ ​​ ‌‌‍‍​‌ ‌​‌ ‌​‌ ​​‌ ​ ​‍‌‌​ ​ ‌​​‌​‍‌‌​ ​‍‌​‌‍​‍‌‌​ ​‍‌​‌‍‌‍​ ‌‍‍​‌‍‌‌‌‍ ​‌ ​ ‌‍‌‌‌‍​‌‌ ​​‌‍‍‌‌‍‌‌‌ ​‍‌ ​ ​‍ ‍‌ ​ ‌‍​‌‌‍ ‍‌‍‍‌‌ ‌​‌ ‍‌​‍ ‍‌ ​ ‌ ‌​‌ ‌‌‌‍‌​‌‍‍‌‌‍ ​‍‌‍‌‍‍‌‌‍‌​​ ‌‌‍‌‌​ ‌​​ ​‌‌‍​‌​ ‌‌​ ​‍​ ‍‌‌‍‌‌​‍ ‌‌‍​‌​ ‌ ​ ​‍​ ‌​​‍ ‌​ ‌​‌‍​‍‌‍‌‌​ ‍‌​‍ ‌‌‍​‌​ ‍​‌‍‌‌​ ​‌​‍ ‌‌‍‌‍​ ​‌​ ‌‍​ ‌​​ ‌‍​ ‌‍‌‍​‍​ ‌‌​ ​‌‌‍​‍​ ​‌​ ‍​​‍‌‍‌ ‌​‌ ‍‌‌ ​​‌‍‌‌​ ‌‌‍​ ‌‍ ‌‍​‌‌‍​ ‌‍‍​​‍‌‍‌ ​​‌‍​‌‌ ‌​‌‍‍​​ ‌‌ ​‍‌‍‍‌‌‍​ ‌‍‍​‌‌‌​‌‍‌‌‌ ‍​‌ ‌​​‍‌‌​ ‌‌‌​​‍‌‌ ‌‍‍ ‌‍‌‌‌ ‍‌​‍‌‌​ ​ ‌​‌​​‍‌‌​ ​ ‌​‌​​‍‌‌​ ​‍​ ​‍​ ‌ ‌‌‌‌‌‌​ ​ ‍​​ ​‍‌‍ ​‌‌‍​‌‌​‍​‍‌‌​ ​‍​ ​‍​‍‌‌​ ‌‌‌​‌​​‍ ‍‌‍​ ‌‍‍​‌‍‍‌‌‍ ​‌‍‌​‌ ​‍‌‍‌‌‌‍ ‍​‍‌‌​ ‌‌‌​​‍‌‌ ‌‍‍ ‌‍‌‌‌ ‍‌​‍‌‌​ ​ ‌​‌​​‍‌‌​ ​ ‌​‌​​‍‌‌​ ​‍​ ​‍‌ ‍‌‌​​ ‌​ ‍‌‌​‌‌​‌​‌ ‌​‌‌‍​‌‌‌​​‍‌‌​ ​‍​ ​‍​‍‌‌​ ‌‌‌​‌​​‍ ‍‌ ‌​‌‍‌‌‌ ‍​‌ ‌​​‍‌‍‌ ​​‌‍‌‌‌ ​‍‌ ​ ‌ ​​‌‍‌‌‌‍​ ‌ ‌​‌‍‍‌‌ ‌‍‌‍‌‌​ ‌‌ ​​‌ ‌‌‌‍​‍‌‍ ​‌‍‍‌‌ ​ ‌‍‍​‌‍‌‌‌‍‌​​‍​‍‌ ‌
USAG 2023 Regional Congress​​​​‌ ‍ ​‍​‍‌‍ ‌ ​‍‌‍‍‌‌‍‌ ‌‍‍‌‌‍ ‍​‍​‍​ ‍‍​‍​‍‌ ​ ‌‍​‌‌‍ ‍‌‍‍‌‌ ‌​‌ ‍‌​‍ ‍‌‍‍‌‌‍ ​‍​‍​‍ ​​‍​‍‌‍‍​‌ ​‍‌‍‌‌‌‍‌‍​‍​‍​ ‍‍​‍​‍‌‍‍​‌ ‌​‌ ‌​‌ ​​‌ ​ ​ ‍‍​‍ ​‍ ‌‍​ ‌‍‍​‌‍‌‌‌‍ ​‌ ​ ‌‍‌‌‌‍​‌‌ ​​‌‍‍‌‌‍‌‌‌ ​‍‌ ​ ​‍ ‍‌ ​ ‌‍​‌‌‍ ‍‌‍‍‌‌ ‌​‌ ‍‌​‍ ‍‌ ​ ‌ ‌​‌ ‌‌‌‍‌​‌‍‍‌‌‍ ​‍ ‌‍‍‌‌‍ ‍‌ ‌​‌‍‌‌‌‍ ‍‌ ‌​​‍ ‌‍‌‌‌‍‌​‌‍‍‌‌ ‌​​‍ ‌‍ ‌‌‍ ‌‍‌​‌‍‌‌​ ‌‌ ​​‌ ​‍‌‍‌‌‌ ​ ‌‍‌‌‌‍ ‍‌ ‌​‌‍​‌‌ ‌​‌‍‍‌‌‍ ‌‍ ‍​ ‍ ‌‍‍‌‌‍‌​​ ‌‌‍‌‌​ ‌​​ ​‌‌‍​‌​ ‌‌​ ​‍​ ‍‌‌‍‌‌​‍ ‌‌‍​‌​ ‌ ​ ​‍​ ‌​​‍ ‌​ ‌​‌‍​‍‌‍‌‌​ ‍‌​‍ ‌‌‍​‌​ ‍​‌‍‌‌​ ​‌​‍ ‌‌‍‌‍​ ​‌​ ‌‍​ ‌​​ ‌‍​ ‌‍‌‍​‍​ ‌‌​ ​‌‌‍​‍​ ​‌​ ‍​​ ‍ ‌ ‌​‌ ‍‌‌ ​​‌‍‌‌​ ‌‌‍​ ‌‍ ‌‍​‌‌‍​ ‌‍‍​​ ‍ ‌ ​​‌‍​‌‌ ‌​‌‍‍​​ ‌‌ ​‍‌‍‍‌‌‍​ ‌‍‍​‌‌‌​‌‍‌‌‌ ‍​‌ ‌​​‍‌‌​ ‌‌‌​​‍‌‌ ‌‍‍ ‌‍‌‌‌ ‍‌​‍‌‌​ ​ ‌​‌​​‍‌‌​ ​ ‌​‌​​‍‌‌​ ​‍​ ​‍‌​ ‍‌​​ ‌​‍​‌‌​‍‌​‍ ‌‍ ​​ ​‍‌​‍ ​‍‌‌​ ​‍​ ​‍​‍‌‌​ ‌‌‌​‌​​‍ ‍‌‍​ ‌‍‍​‌‍‍‌‌‍ ​‌‍‌​‌ ​‍‌‍‌‌‌‍ ‍​‍‌‌​ ‌‌‌​​‍‌‌ ‌‍‍ ‌‍‌‌‌ ‍‌​‍‌‌​ ​ ‌​‌​​‍‌‌​ ​ ‌​‌​​‍‌‌​ ​‍​ ​‍‌‌​‌‌​‌‍‌​‌​‌‍​‌‌‌‍​‌‌​​‌‌‍‌‌ ‍‍​‍‌‌​ ​‍​ ​‍​‍‌‌​ ‌‌‌​‌​​‍ ‍‌ ‌​‌‍‌‌‌ ‍​‌ ‌​​ ‌‍​‍‌‍​‌‌ ​ ‌‍‌‌‌‌‌‌‌ ​‍‌‍ ​​ ‌‌‍‍​‌ ‌​‌ ‌​‌ ​​‌ ​ ​‍‌‌​ ​ ‌​​‌​‍‌‌​ ​‍‌​‌‍​‍‌‌​ ​‍‌​‌‍‌‍​ ‌‍‍​‌‍‌‌‌‍ ​‌ ​ ‌‍‌‌‌‍​‌‌ ​​‌‍‍‌‌‍‌‌‌ ​‍‌ ​ ​‍ ‍‌ ​ ‌‍​‌‌‍ ‍‌‍‍‌‌ ‌​‌ ‍‌​‍ ‍‌ ​ ‌ ‌​‌ ‌‌‌‍‌​‌‍‍‌‌‍ ​‍‌‍‌‍‍‌‌‍‌​​ ‌‌‍‌‌​ ‌​​ ​‌‌‍​‌​ ‌‌​ ​‍​ ‍‌‌‍‌‌​‍ ‌‌‍​‌​ ‌ ​ ​‍​ ‌​​‍ ‌​ ‌​‌‍​‍‌‍‌‌​ ‍‌​‍ ‌‌‍​‌​ ‍​‌‍‌‌​ ​‌​‍ ‌‌‍‌‍​ ​‌​ ‌‍​ ‌​​ ‌‍​ ‌‍‌‍​‍​ ‌‌​ ​‌‌‍​‍​ ​‌​ ‍​​‍‌‍‌ ‌​‌ ‍‌‌ ​​‌‍‌‌​ ‌‌‍​ ‌‍ ‌‍​‌‌‍​ ‌‍‍​​‍‌‍‌ ​​‌‍​‌‌ ‌​‌‍‍​​ ‌‌ ​‍‌‍‍‌‌‍​ ‌‍‍​‌‌‌​‌‍‌‌‌ ‍​‌ ‌​​‍‌‌​ ‌‌‌​​‍‌‌ ‌‍‍ ‌‍‌‌‌ ‍‌​‍‌‌​ ​ ‌​‌​​‍‌‌​ ​ ‌​‌​​‍‌‌​ ​‍​ ​‍‌​ ‍‌​​ ‌​‍​‌‌​‍‌​‍ ‌‍ ​​ ​‍‌​‍ ​‍‌‌​ ​‍​ ​‍​‍‌‌​ ‌‌‌​‌​​‍ ‍‌‍​ ‌‍‍​‌‍‍‌‌‍ ​‌‍‌​‌ ​‍‌‍‌‌‌‍ ‍​‍‌‌​ ‌‌‌​​‍‌‌ ‌‍‍ ‌‍‌‌‌ ‍‌​‍‌‌​ ​ ‌​‌​​‍‌‌​ ​ ‌​‌​​‍‌‌​ ​‍​ ​‍‌‌​‌‌​‌‍‌​‌​‌‍​‌‌‌‍​‌‌​​‌‌‍‌‌ ‍‍​‍‌‌​ ​‍​ ​‍​‍‌‌​ ‌‌‌​‌​​‍ ‍‌ ‌​‌‍‌‌‌ ‍​‌ ‌​​‍‌‍‌ ​​‌‍‌‌‌ ​‍‌ ​ ‌ ​​‌‍‌‌‌‍​ ‌ ‌​‌‍‍‌‌ ‌‍‌‍‌‌​ ‌‌ ​​‌ ‌‌‌‍​‍‌‍ ​‌‍‍‌‌ ​ ‌‍‍​‌‍‌‌‌‍‌​​‍​‍‌ ‌
Coaching Philosophy​​​​‌ ‍ ​‍​‍‌‍ ‌ ​‍‌‍‍‌‌‍‌ ‌‍‍‌‌‍ ‍​‍​‍​ ‍‍​‍​‍‌ ​ ‌‍​‌‌‍ ‍‌‍‍‌‌ ‌​‌ ‍‌​‍ ‍‌‍‍‌‌‍ ​‍​‍​‍ ​​‍​‍‌‍‍​‌ ​‍‌‍‌‌‌‍‌‍​‍​‍​ ‍‍​‍​‍‌‍‍​‌ ‌​‌ ‌​‌ ​​‌ ​ ​ ‍‍​‍ ​‍ ‌‍​ ‌‍‍​‌‍‌‌‌‍ ​‌ ​ ‌‍‌‌‌‍​‌‌ ​​‌‍‍‌‌‍‌‌‌ ​‍‌ ​ ​‍ ‍‌ ​ ‌‍​‌‌‍ ‍‌‍‍‌‌ ‌​‌ ‍‌​‍ ‍‌ ​ ‌ ‌​‌ ‌‌‌‍‌​‌‍‍‌‌‍ ​‍ ‌‍‍‌‌‍ ‍‌ ‌​‌‍‌‌‌‍ ‍‌ ‌​​‍ ‌‍‌‌‌‍‌​‌‍‍‌‌ ‌​​‍ ‌‍ ‌‌‍ ‌‍‌​‌‍‌‌​ ‌‌ ​​‌ ​‍‌‍‌‌‌ ​ ‌‍‌‌‌‍ ‍‌ ‌​‌‍​‌‌ ‌​‌‍‍‌‌‍ ‌‍ ‍​ ‍ ‌‍‍‌‌‍‌​​ ‌‌‍‌‌​ ‌​​ ​‌‌‍​‌​ ‌‌​ ​‍​ ‍‌‌‍‌‌​‍ ‌‌‍​‌​ ‌ ​ ​‍​ ‌​​‍ ‌​ ‌​‌‍​‍‌‍‌‌​ ‍‌​‍ ‌‌‍​‌​ ‍​‌‍‌‌​ ​‌​‍ ‌‌‍‌‍​ ​‌​ ‌‍​ ‌​​ ‌‍​ ‌‍‌‍​‍​ ‌‌​ ​‌‌‍​‍​ ​‌​ ‍​​ ‍ ‌ ‌​‌ ‍‌‌ ​​‌‍‌‌​ ‌‌‍​ ‌‍ ‌‍​‌‌‍​ ‌‍‍​​ ‍ ‌ ​​‌‍​‌‌ ‌​‌‍‍​​ ‌‌ ​‍‌‍‍‌‌‍​ ‌‍‍​‌‌‌​‌‍‌‌‌ ‍​‌ ‌​​‍‌‌​ ‌‌‌​​‍‌‌ ‌‍‍ ‌‍‌‌‌ ‍‌​‍‌‌​ ​ ‌​‌​​‍‌‌​ ​ ‌​‌​​‍‌‌​ ​‍​ ​‍‌​‌ ​ ‌ ​ ‌​‌‌‍‍‌ ‌ ‌ ‌‌‌‍ ​‌‌‌‍​‍‌‌​ ​‍​ ​‍​‍‌‌​ ‌‌‌​‌​​‍ ‍‌‍​ ‌‍‍​‌‍‍‌‌‍ ​‌‍‌​‌ ​‍‌‍‌‌‌‍ ‍​‍‌‌​ ‌‌‌​​‍‌‌ ‌‍‍ ‌‍‌‌‌ ‍‌​‍‌‌​ ​ ‌​‌​​‍‌‌​ ​ ‌​‌​​‍‌‌​ ​‍​ ​‍‌​‌‍​ ‌‌‌​ ​ ‌​‌​​ ‌‍​‍‌‌‍‌​ ‌‌​‍‌‌​ ​‍​ ​‍​‍‌‌​ ‌‌‌​‌​​‍ ‍‌ ‌​‌‍‌‌‌ ‍​‌ ‌​​ ‌‍​‍‌‍​‌‌ ​ ‌‍‌‌‌‌‌‌‌ ​‍‌‍ ​​ ‌‌‍‍​‌ ‌​‌ ‌​‌ ​​‌ ​ ​‍‌‌​ ​ ‌​​‌​‍‌‌​ ​‍‌​‌‍​‍‌‌​ ​‍‌​‌‍‌‍​ ‌‍‍​‌‍‌‌‌‍ ​‌ ​ ‌‍‌‌‌‍​‌‌ ​​‌‍‍‌‌‍‌‌‌ ​‍‌ ​ ​‍ ‍‌ ​ ‌‍​‌‌‍ ‍‌‍‍‌‌ ‌​‌ ‍‌​‍ ‍‌ ​ ‌ ‌​‌ ‌‌‌‍‌​‌‍‍‌‌‍ ​‍‌‍‌‍‍‌‌‍‌​​ ‌‌‍‌‌​ ‌​​ ​‌‌‍​‌​ ‌‌​ ​‍​ ‍‌‌‍‌‌​‍ ‌‌‍​‌​ ‌ ​ ​‍​ ‌​​‍ ‌​ ‌​‌‍​‍‌‍‌‌​ ‍‌​‍ ‌‌‍​‌​ ‍​‌‍‌‌​ ​‌​‍ ‌‌‍‌‍​ ​‌​ ‌‍​ ‌​​ ‌‍​ ‌‍‌‍​‍​ ‌‌​ ​‌‌‍​‍​ ​‌​ ‍​​‍‌‍‌ ‌​‌ ‍‌‌ ​​‌‍‌‌​ ‌‌‍​ ‌‍ ‌‍​‌‌‍​ ‌‍‍​​‍‌‍‌ ​​‌‍​‌‌ ‌​‌‍‍​​ ‌‌ ​‍‌‍‍‌‌‍​ ‌‍‍​‌‌‌​‌‍‌‌‌ ‍​‌ ‌​​‍‌‌​ ‌‌‌​​‍‌‌ ‌‍‍ ‌‍‌‌‌ ‍‌​‍‌‌​ ​ ‌​‌​​‍‌‌​ ​ ‌​‌​​‍‌‌​ ​‍​ ​‍‌​‌ ​ ‌ ​ ‌​‌‌‍‍‌ ‌ ‌ ‌‌‌‍ ​‌‌‌‍​‍‌‌​ ​‍​ ​‍​‍‌‌​ ‌‌‌​‌​​‍ ‍‌‍​ ‌‍‍​‌‍‍‌‌‍ ​‌‍‌​‌ ​‍‌‍‌‌‌‍ ‍​‍‌‌​ ‌‌‌​​‍‌‌ ‌‍‍ ‌‍‌‌‌ ‍‌​‍‌‌​ ​ ‌​‌​​‍‌‌​ ​ ‌​‌​​‍‌‌​ ​‍​ ​‍‌​‌‍​ ‌‌‌​ ​ ‌​‌​​ ‌‍​‍‌‌‍‌​ ‌‌​‍‌‌​ ​‍​ ​‍​‍‌‌​ ‌‌‌​‌​​‍ ‍‌ ‌​‌‍‌‌‌ ‍​‌ ‌​​‍‌‍‌ ​​‌‍‌‌‌ ​‍‌ ​ ‌ ​​‌‍‌‌‌‍​ ‌ ‌​‌‍‍‌‌ ‌‍‌‍‌‌​ ‌‌ ​​‌ ‌‌‌‍​‍‌‍ ​‌‍‍‌‌ ​ ‌‍‍​‌‍‌‌‌‍‌​​‍​‍‌ ‌